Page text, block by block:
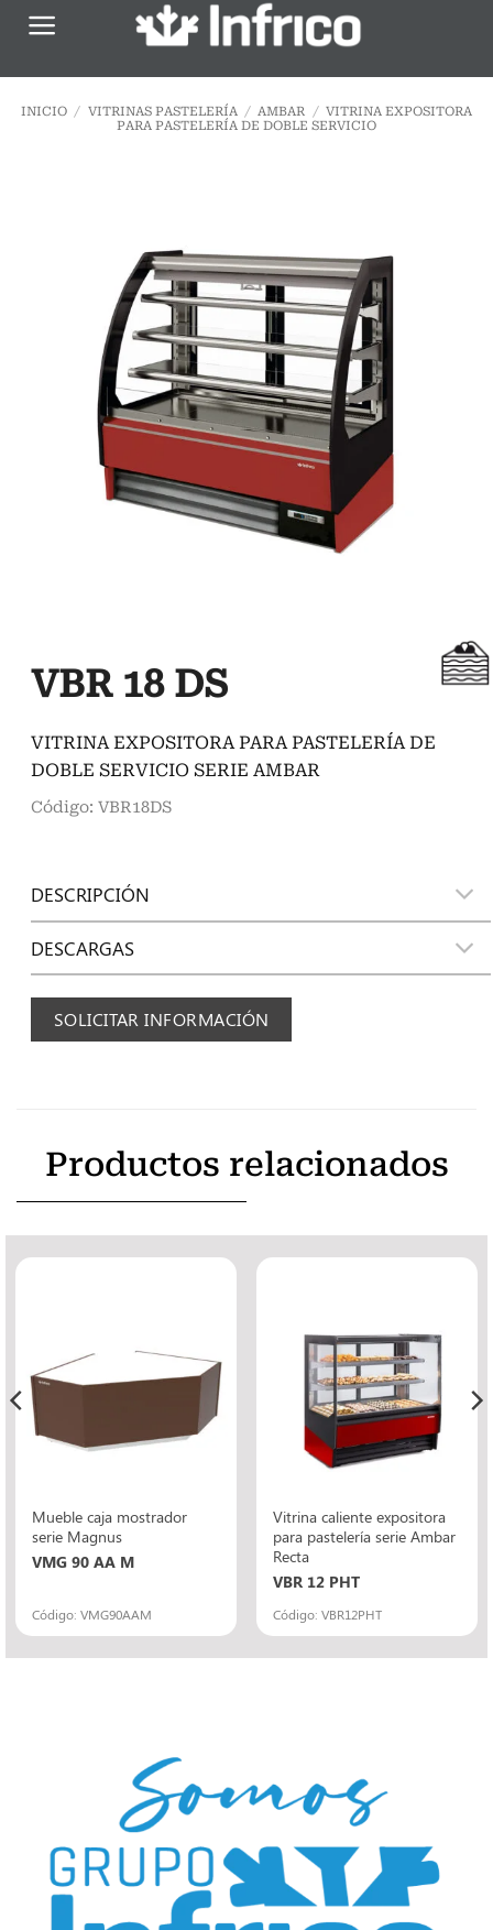
Saltar
INICIO / VITRINAS PASTELERÍA / AMBAR / VITRINA EXPOSITORA
PARA PASTELERÍA DE DOBLE SERVICIO
VBR 18 DS
VITRINA EXPOSITORA PARA PASTELERÍA DE
DOBLE SERVICIO SERIE AMBAR
Código: VBR18DS
DESCRIPCIÓN
DESCARGAS
SOLICITAR INFORMACIÓN
Productos relacionados
Mueble caja mostrador
serie Magnus
VMG 90 AA M
Código: VMG90AAM
Vitrina caliente expositora
para pastelería serie Ambar
Recta
VBR 12 PHT
Código: VBR12PHT